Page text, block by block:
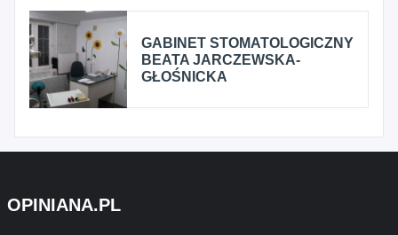
GABINET STOMATOLOGICZNY
BEATA JARCZEWSKA-
GŁOŚNICKA
OPINIANA.PL